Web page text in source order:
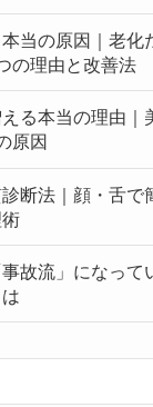
当の原因｜老化
の理由と改善法
る本当の理由｜
原因
断法｜顔・舌で
故流」になって